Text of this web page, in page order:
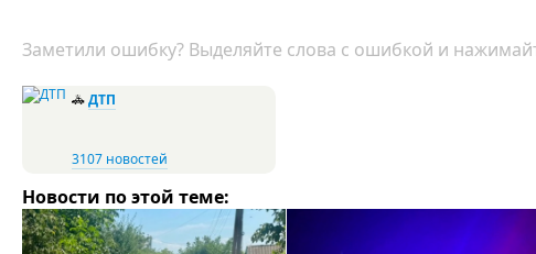
Заметили ошибку? Выделяйте слова с ошибкой и
🚓ДТП
3107 новостей
Новости по этой теме: